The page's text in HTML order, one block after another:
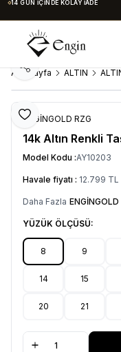
14 GÜN İÇINDE KOLAY İADE
Ana Sayfa ALTIN
Favoriye Ekle
Paylaş
ENGİNGOLD RZG
14k Altın Renkli
Model Kodu :AY10203
Havale fiyatı : 12.799 TL
Daha Fazla ENGİNGOLD
YÜZÜK ÖLÇÜSÜ:
8 9
14 15
20 21